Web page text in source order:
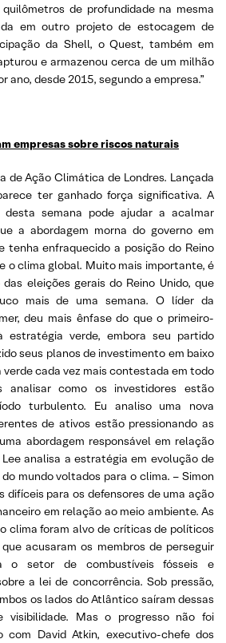
de profundidade na mesma
em outro projeto de estocagem de
da Shell, o Quest, também em
e armazenou cerca de um milhão
ano, desde 2015, segundo a empresa.”
empresas sobre riscos naturais
de Ação Climática de Londres. Lançada
ter ganhado força significativa. A
desta semana pode ajudar a acalmar
a abordagem morna do governo em
tenha enfraquecido a posição do Reino
o clima global. Muito mais importante, é
eleições gerais do Reino Unido, que
mais de uma semana. O líder da
deu mais ênfase do que o primeiro-
estratégia verde, embora seu partido
seus planos de investimento em baixo
cada vez mais contestada em todo
analisar como os investidores estão
turbulento. Eu analiso uma nova
de ativos estão pressionando as
abordagem responsável em relação
analisa a estratégia em evolução de
mundo voltados para o clima. – Simon
difíceis para os defensores de uma ação
em relação ao meio ambiente. As
clima foram alvo de críticas de políticos
acusaram os membros de perseguir
o setor de combustíveis fósseis e
a lei de concorrência. Sob pressão,
os lados do Atlântico saíram dessas
visibilidade. Mas o progresso não foi
com David Atkin, executivo-chefe dos